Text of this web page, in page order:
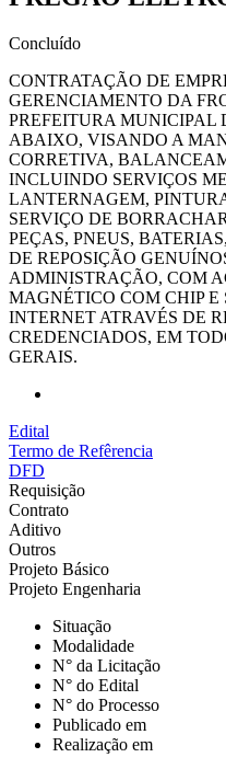
Concluído
CONTRATAÇÃO DE
GERENCIAMENTO DA
PREFEITURA MUNICIPAL
ABAIXO, VISANDO A
CORRETIVA,
INCLUINDO SERVIÇOS
LANTERNAGEM,
SERVIÇO DE
PEÇAS, PNEUS,
DE REPOSIÇÃO
ADMINISTRAÇÃO, COM
MAGNÉTICO COM CHIP
INTERNET ATRAVÉS DE
CREDENCIADOS, EM
GERAIS.
Edital
Termo de Refêrencia
DFD
Requisição
Contrato
Aditivo
Outros
Projeto Básico
Projeto Engenharia
Situação
Modalidade
N° da Licitação
N° do Edital
N° do Processo
Publicado em
Realização em